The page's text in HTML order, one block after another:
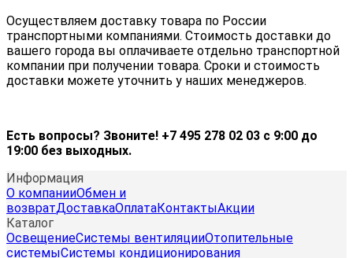
Осуществляем доставку товара по России
транспортными компаниями. Стоимость доставки до
вашего города вы оплачиваете отдельно транспортной
компании при получении товара. Сроки и стоимость
доставки можете уточнить у наших менеджеров.
Есть вопросы? Звоните! +7 495 278 02 03 с 9:00 до
19:00 без выходных.
Информация
О компанииОбмен и
возвратДоставкаОплатаКонтактыАкции
Каталог
ОсвещениеСистемы вентиляцииОтопительные
системыСистемы кондиционирования